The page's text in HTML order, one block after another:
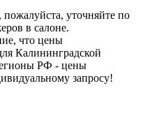
уточняйте по
в салоне.
что цены
Калининградской
РФ - цены
запросу!